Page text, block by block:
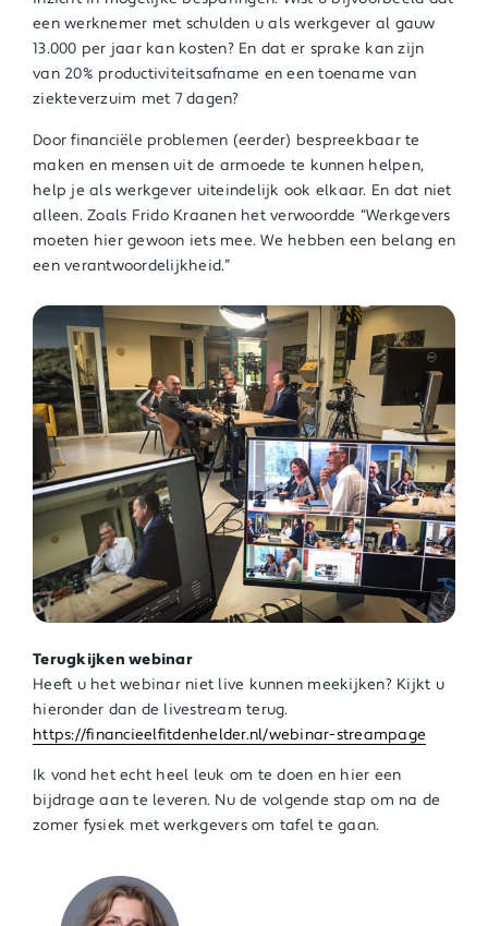
een werknemer met schulden u als werkgever al gauw
13.000 per jaar kan kosten? En dat er sprake kan zijn
van 20% productiviteitsafname en een toename van
ziekteverzuim met 7 dagen?
Door financiële problemen (eerder) bespreekbaar te
maken en mensen uit de armoede te kunnen helpen,
help je als werkgever uiteindelijk ook elkaar. En dat niet
alleen. Zoals Frido Kraanen het verwoordde “Werkgevers
moeten hier gewoon iets mee. We hebben een belang en
een verantwoordelijkheid.”
Terugkijken webinar
Heeft u het webinar niet live kunnen meekijken? Kijkt u
hieronder dan de livestream terug.
https://financieelfitdenhelder.nl/webinar-streampage
Ik vond het echt heel leuk om te doen en hier een
bijdrage aan te leveren. Nu de volgende stap om na de
zomer fysiek met werkgevers om tafel te gaan.